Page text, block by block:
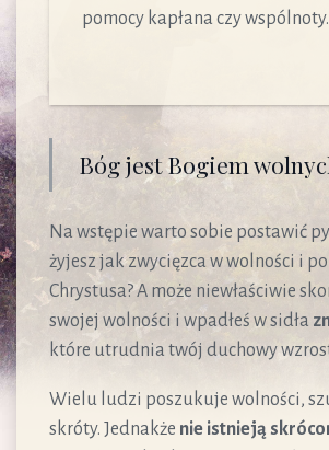
pomocy kapłana czy wspólnoty.
Bóg jest Bogiem
Na wstępie warto sobie postawić
żyjesz jak zwycięzca w wolności i
Chrystusa? A może niewłaściwie
swojej wolności i wpadłeś w sidła
które utrudnia twój duchowy
Wielu ludzi poszukuje wolności,
skróty. Jednakże nie istnieją